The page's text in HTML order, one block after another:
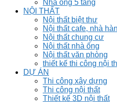
Nhà ống 5 tầng
NỘI THẤT
Nội thất biệt thư
Nội thất cafe, nhà
Nội thất chung cư
Nội thất nhà ống
Nội thất văn phòng
thiết kế thi công nội
DỰ ÁN
Thi công xây dựng
Thi công nội thất
Thiết kế 3D nội thất